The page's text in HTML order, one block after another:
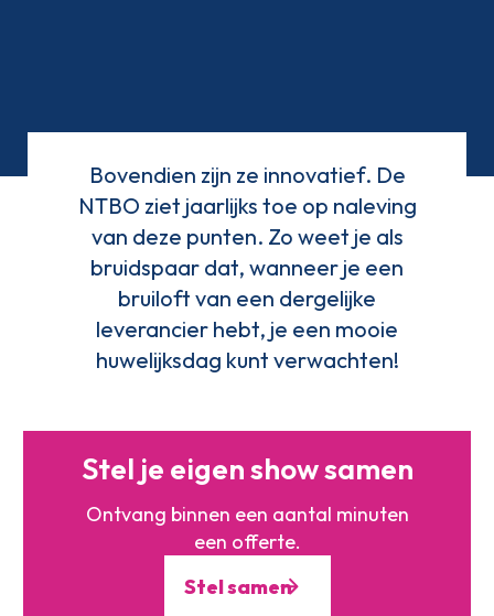
Bovendien zijn ze innovatief. De
NTBO ziet jaarlijks toe op naleving
van deze punten. Zo weet je als
bruidspaar dat, wanneer je een
bruiloft van een dergelijke
leverancier hebt, je een mooie
huwelijksdag kunt verwachten!
Stel je eigen show samen
Ontvang binnen een aantal minuten
een offerte.
Stel samen